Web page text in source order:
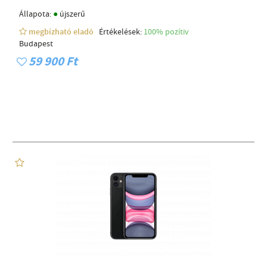
Állapota: ● újszerű
megbízható eladó
Értékelések: 100% pozítiv
Budapest
59 900 Ft